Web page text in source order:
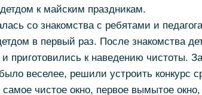
к майским праздникам.
со знакомства с ребятами и
в первый раз. После знакомства
приготовились к наведению чистоты.
веселее, решили устроить конкурс
чистое окно, первое вымытое